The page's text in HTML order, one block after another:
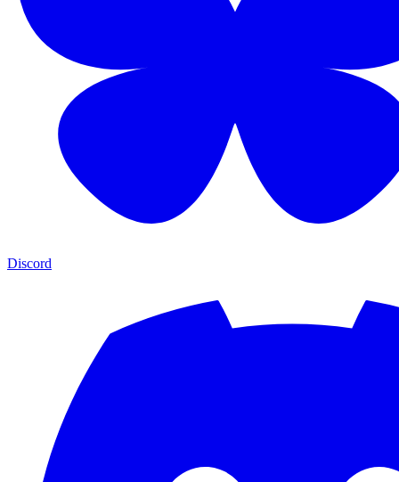
Discord